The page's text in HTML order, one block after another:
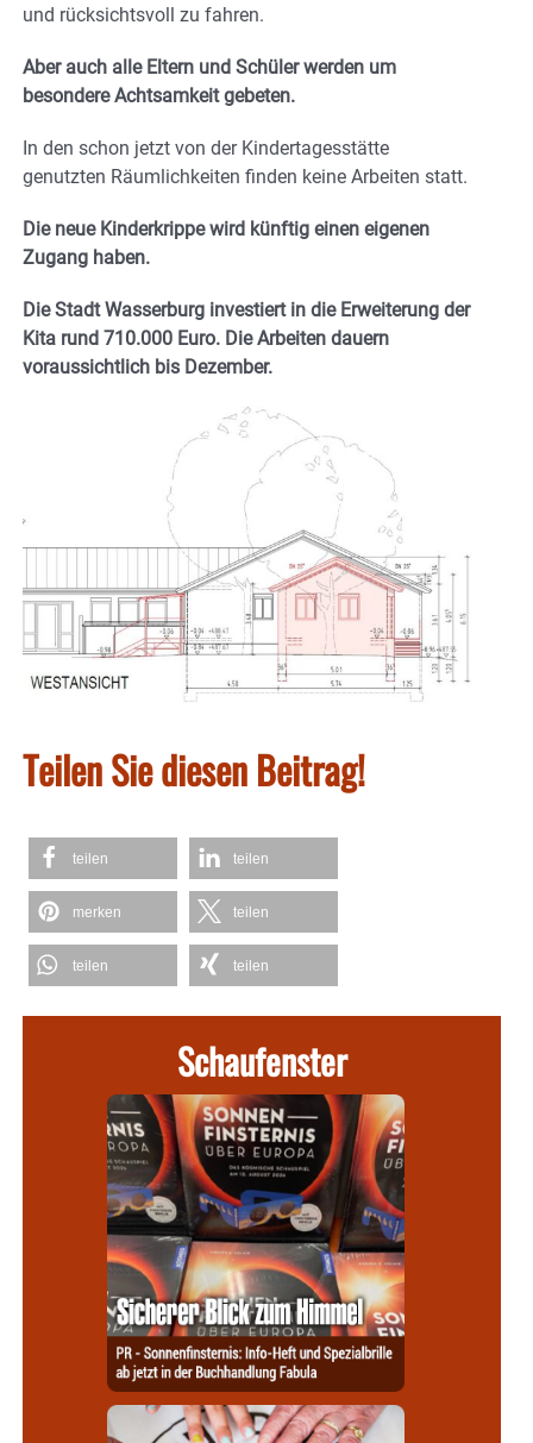
und rücksichtsvoll zu fahren.
Aber auch alle Eltern und Schüler werden um
besondere Achtsamkeit gebeten.
In den schon jetzt von der Kindertagesstätte
genutzten Räumlichkeiten finden keine Arbeiten statt.
Die neue Kinderkrippe wird künftig einen eigenen
Zugang haben.
Die Stadt Wasserburg investiert in die Erweiterung der
Kita rund 710.000 Euro. Die Arbeiten dauern
voraussichtlich bis Dezember.
Teilen Sie diesen Beitrag!
teilen teilen
merken teilen
teilen teilen
Schaufenster